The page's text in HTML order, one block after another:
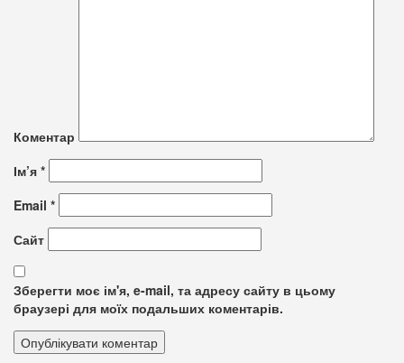
Коментар
Ім’я *
Email *
Сайт
Зберегти моє ім'я, e-mail, та адресу сайту в цьому
браузері для моїх подальших коментарів.